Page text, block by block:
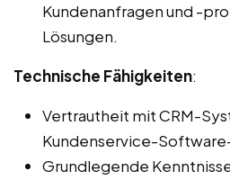
Kundenanfragen und -
Lösungen.
Technische Fähigkeiten:
Vertrautheit mit CRM-
Kundenservice-
Grundlegende